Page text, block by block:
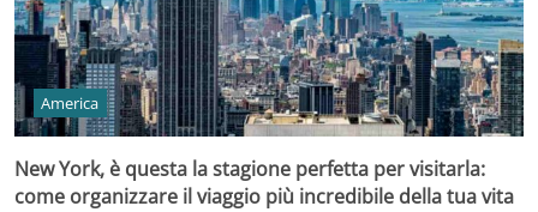
America
New York, è questa la stagione perfetta per visitarla:
come organizzare il viaggio più incredibile della tua vita